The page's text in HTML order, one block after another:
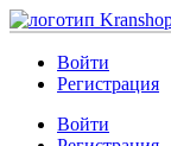
Войти
Регистрация
Войти